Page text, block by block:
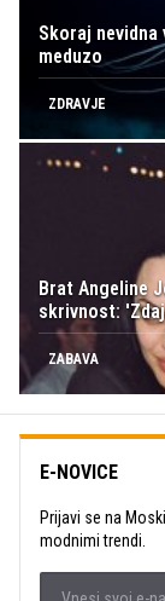
Skoraj
meduzo
ZDRAVJE
Brat Angeline
skrivnost:
ZABAVA
E-NOVICE
Prijavi se na
modnimi trendi.